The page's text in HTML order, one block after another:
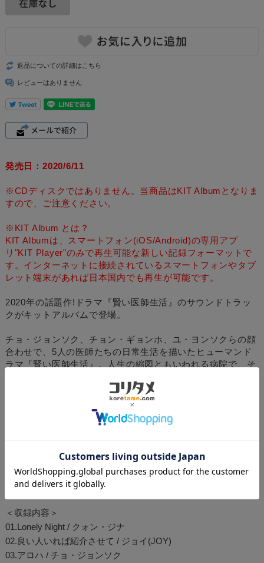
返品についての詳細はこちら
レビューはありません
発売日：2020/6/11
※CDディスクではありません。当商品はKIT Albumとなりま
すので、ご注意ください。
※KIT Album とは？
KIT Albumは、スマートフォン(iOS/Android)の専用アプ
リ"KIT Player"のみで再生可能な新しい記録フォーマットで
す。インターネットに接続されているスマートフォンやタブ
レット端末があれば日本国内でも再生が可能です。
2020年の話題作!ドラマ『賢い医師生活』のサウンドトラッ
クがキットアルバムで登場。
チョ・ジョンソク、チョン・ギョンホ、ユ・ヨンソクらの顔
合わせで、5人の医師たちの日常生活を描いたヒューマンド
ラマ『賢い医師生活』。人生の縮図ともいわれる病院で、そ
得た。放送終了後も出演した女優チョン・ミドが歌う"愛す
ることになると思った"がチャート1位となるなど、サウンド
トラックも大人気。このほか、ドラマ出演俳優5人が結成し
たバンドミドとパラソルの"君に私は、私に君は"、Red
Velvet ジョイの"良い人がいれば紹介させて"、SUPER
JUNIOR キュヒョンの"華やかでない告白"など、軒並みヒッ
ト中のヴォーカルトラック15曲にインストを加えた全24曲を
収録。
＜収録内容＞
01.Lonely Night / クォン・ジナ
02.良い人いれば紹介させて / ジョイ(JOY)
03.アロハ / チョ・ジョンソク